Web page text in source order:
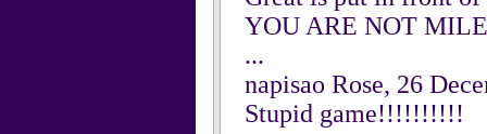
YOU ARE NOT
...
napisao Rose, 26
Stupid game!!!!!!!!!!